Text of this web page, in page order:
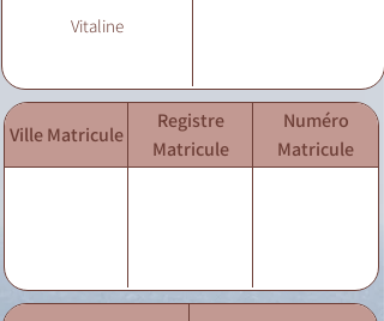
Vitaline
Ville Matricule
Registre
Matricule
Numéro
Matricule